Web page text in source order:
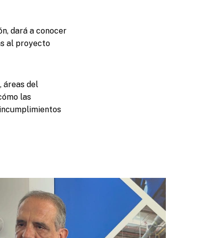
dará a conocer
al proyecto
áreas del
las